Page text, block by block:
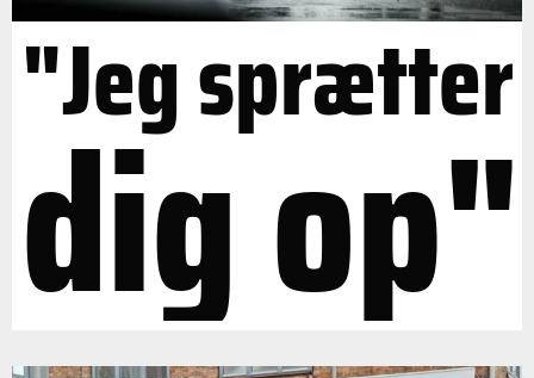
"Jeg sprætter
dig op"